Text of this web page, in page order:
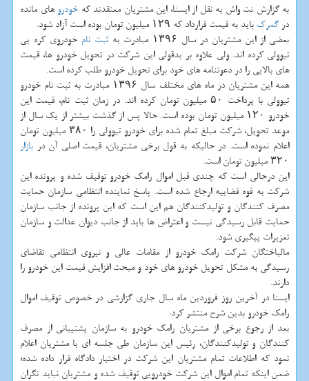
به گزارش نت واش به نقل از ایسنا، این مشتریان معتقدند كه خودرو های مانده
در گمرك باید به قیمت قرارداد كه ۱۲۹ میلیون تومان بوده است آزاد شود.
بعضی از این مشتریان در سال ۱۳۹۶ مبادرت به
ثبت نام خودروی كره یی
تیوولی كرده اند. ولی علاوه بر بدقولی این شركت در تحویل خودرو ها، قیمت
های بالایی را در دعوتنامه های خود برای تحویل خودرو طلب كرده است.
همه این مشتریان در ماه های مختلف سال ۱۳۹۶ مبادرت به ثبت نام خودرو
تیوولی با پرداخت ۵۰ میلیون تومان كرده اند. در زمان ثبت نام، قیمت این
خودرو ۱۲۰ میلیون تومان بوده است. حالا پس از گذشت بیشتر از یك سال از
موعد تحویل، شركت مبلغ تمام شده برای خودرو تیوولی را ۳۸۰ میلیون تومان
اعلام نموده است. در حالیكه به قول برخی مشتریان، قیمت اصلی آن در بازار
۳۲۰ میلیون تومان است.
این درحالی است كه چندی قبل اموال رامك خودرو توقیف شده و پرونده این
شركت به قوه قضاییه ارجاع شده است. پاسخ نماینده انتظامی سازمان حمایت
مصرف كنندگان و تولیدكنندگان هم این است كه این پرونده از جانب سازمان
حمایت قابل رسیدگی نیست و اعتراض ها باید از جانب دیوان عدالت و سازمان
تعزیرات پیگیری شود.
مالباختگان شركت رامك خودرو از مقامات عالی و نیروی انتظامی تقاضای
رسیدگی به مشكل تحویل خودرو های خود و مبحث افزایش قیمت این خودرو را
دارند.
ایسنا در آخرین روز فروردین ماه سال جاری گزارشی در خصوص توقیف اموال
رامك خودرو بدین شرح منتشر كرد:
بعد از رجوع برخی از مشتریان رامك خودرو به سازمان پشتیبانی از مصرف
كنندگان و تولیدكنندگان، رئیس این سازمان طی جلسه ای با مشتریان اعلام
نمود كه اطلاعات تمام مشتریان این شركت در اختیار دادگاه قرار داده شده؛
ضمن اینكه تمام اموال این شركت خودرویی توقیف شده و مشتریان نباید نگران